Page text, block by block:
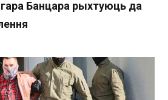
Банцара рыхтуюць да